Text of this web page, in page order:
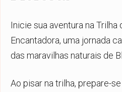
Inicie sua aventura na Trilha
Encantadora, uma jornada
das maravilhas naturais de
Ao pisar na trilha, prepare-